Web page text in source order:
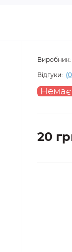
Виробник:
Відгуки:
Немає
20